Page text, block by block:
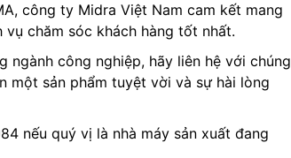
công ty Midra Việt Nam cam kết mang
chăm sóc khách hàng tốt nhất.
công nghiệp, hãy liên hệ với chúng
một sản phẩm tuyệt vời và sự hài lòng
nếu quý vị là nhà máy sản xuất đang